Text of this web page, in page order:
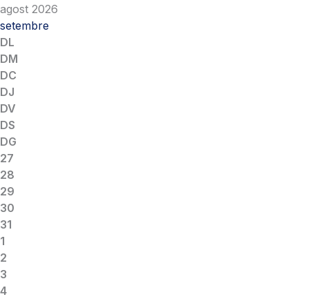
agost 2026
setembre
DL
DM
DC
DJ
DV
DS
DG
27
28
29
30
31
1
2
3
4